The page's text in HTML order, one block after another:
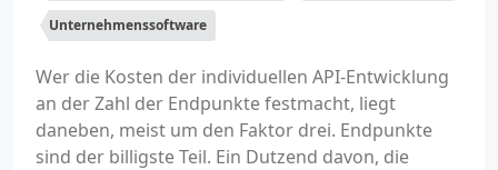
Unternehmenssoftware
Wer die Kosten der individuellen API-Entwicklung
an der Zahl der Endpunkte festmacht, liegt
daneben, meist um den Faktor drei. Endpunkte
sind der billigste Teil. Ein Dutzend davon, die